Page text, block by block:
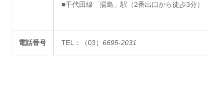
■千代田線「湯島」駅（2番出口から徒歩3分）
電話番号 TEL：（03） 6695-2031